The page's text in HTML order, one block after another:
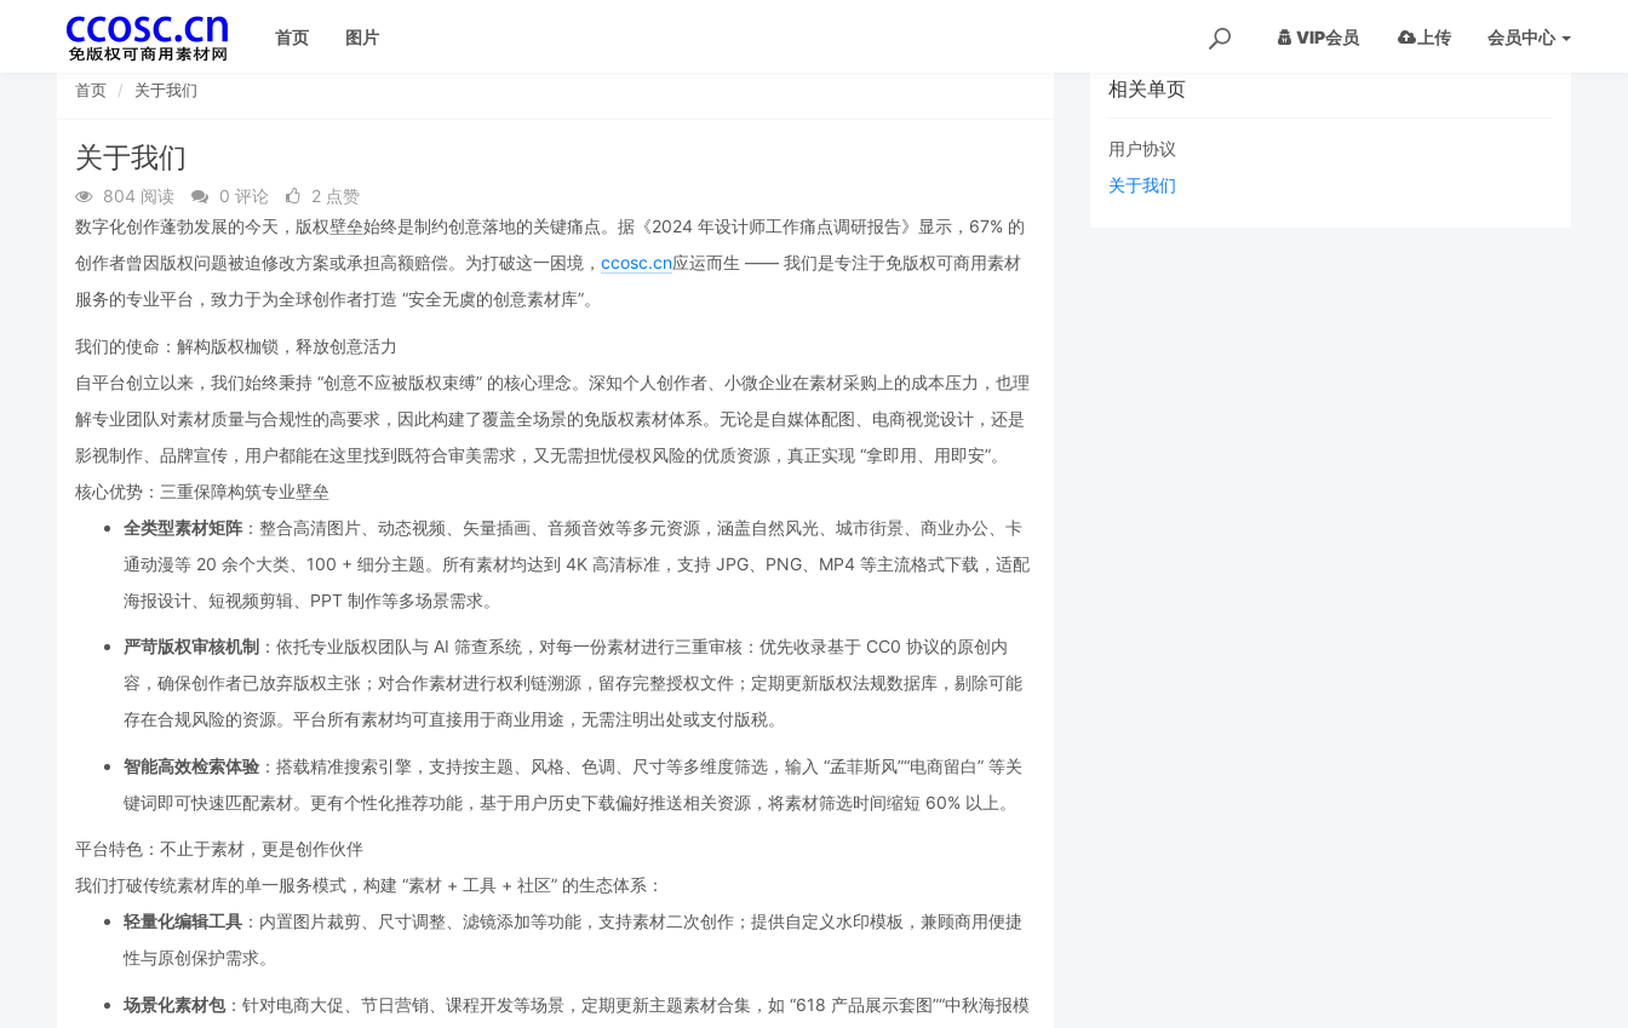
VIP会员 上传 会员中心
首页 图片
首页 关于我们
关于我们
804 阅读 0 评论
2 点赞
数字化创作蓬勃发展的今天，版权壁垒始终是制约创意落地的关键痛点。据《2024 年设计师工作痛点调研报告》显示，67% 的
创作者曾因版权问题被迫修改方案或承担高额赔偿。为打破这一困境， ccosc.cn应运而生 —— 我们是专注于免版权可商用素材
服务的专业平台，致力于为全球创作者打造 “安全无虞的创意素材库”。
我们的使命：解构版权枷锁，释放创意活力
自平台创立以来，我们始终秉持 “创意不应被版权束缚” 的核心理念。深知个人创作者、小微企业在素材采购上的成本压力，也理
解专业团队对素材质量与合规性的高要求，因此构建了覆盖全场景的免版权素材体系。无论是自媒体配图、电商视觉设计，还是
影视制作、品牌宣传，用户都能在这里找到既符合审美需求，又无需担忧侵权风险的优质资源，真正实现 “拿即用、用即安”。
核心优势：三重保障构筑专业壁垒
全类型素材矩阵 ：整合高清图片、动态视频、矢量插画、音频音效等多元资源，涵盖自然风光、城市街景、商业办公、卡
通动漫等 20 余个大类、100 + 细分主题。所有素材均达到 4K 高清标准，支持 JPG、PNG、MP4 等主流格式下载，适配
海报设计、短视频剪辑、PPT 制作等多场景需求。
严苛版权审核机制 ：依托专业版权团队与 AI 筛查系统，对每一份素材进行三重审核：优先收录基于 CC0 协议的原创内
容，确保创作者已放弃版权主张；对合作素材进行权利链溯源，留存完整授权文件；定期更新版权法规数据库，剔除可能
存在合规风险的资源。平台所有素材均可直接用于商业用途，无需注明出处或支付版税。
智能高效检索体验 ：搭载精准搜索引擎，支持按主题、风格、色调、尺寸等多维度筛选，输入 “孟菲斯风”“电商留白” 等关
键词即可快速匹配素材。更有个性化推荐功能，基于用户历史下载偏好推送相关资源，将素材筛选时间缩短 60% 以上。
平台特色：不止于素材，更是创作伙伴
我们打破传统素材库的单一服务模式，构建 “素材 + 工具 + 社区” 的生态体系：
轻量化编辑工具 ：内置图片裁剪、尺寸调整、滤镜添加等功能，支持素材二次创作；提供自定义水印模板，兼顾商用便捷
性与原创保护需求。
场景化素材包：针对电商大促、节日营销、课程开发等场景，定期更新主题素材合集，如 “618 产品展示套图”“中秋海报模
相关单页
用户协议
关于我们